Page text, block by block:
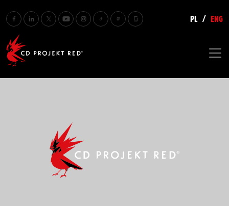
PL / ENG